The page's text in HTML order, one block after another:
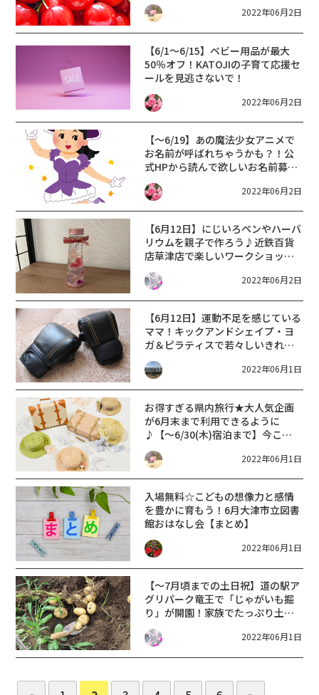
2022年06月2日
【6/1～6/15】ベビー用品が最大
50％オフ！KATOJIの子育て応援セ
ールを見逃さないで！
2022年06月2日
【～6/19】あの魔法少女アニメで
お名前が呼ばれちゃうかも？！公
式HPから読んで欲しいお名前募集
中♪
2022年06月2日
【6月12日】にじいろペンやハーバ
リウムを親子で作ろう♪近鉄百貨
店草津店で楽しいワークショップ
が開催☆
2022年06月2日
【6月12日】運動不足を感じている
ママ！キックアンドシェイプ・ヨ
ガ＆ピラティスで若々しいきれい
なママを目指しませんか？無料体
験会！【もりやまエコパーク交流
2022年06月1日
お得すぎる県内旅行★大人気企画
が6月末まで利用できるように
♪【～6/30(木)宿泊まで】今こそ
滋賀を旅しよう！第6弾 実施期間
の延長
2022年06月1日
入場無料☆こどもの想像力と感情
を豊かに育もう！6月大津市立図書
館おはなし会【まとめ】
2022年06月1日
【〜7月頃までの土日祝】道の駅ア
グリパーク竜王で「じゃがいも掘
り」が開園！家族でたっぷり土と
触れ合おう♪
2022年06月1日